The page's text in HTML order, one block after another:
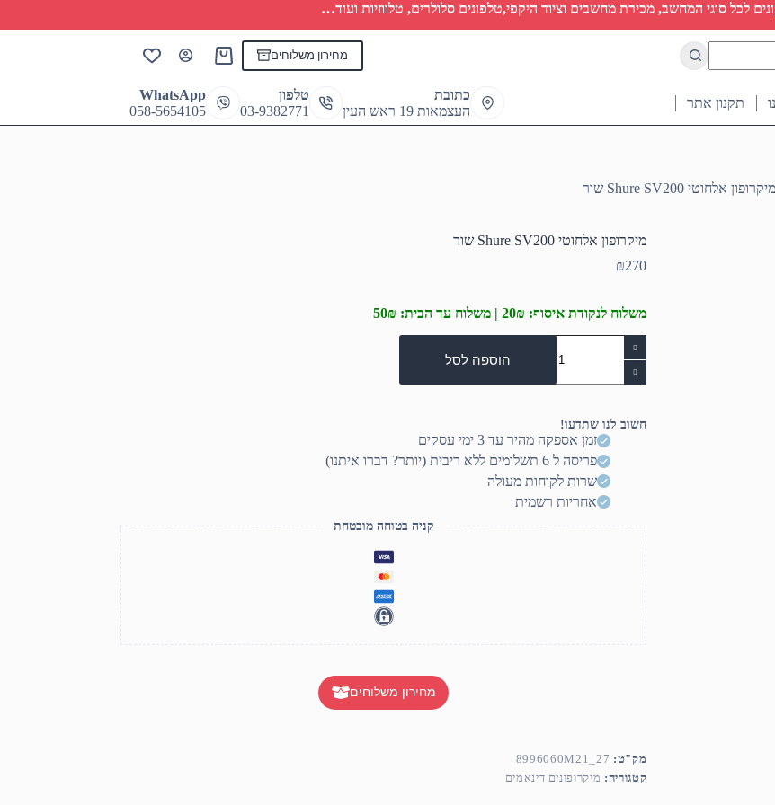
לכל סוגי המחשב, מכירת מחשבים וציוד היקפי,טלפונים סלולרים, טלווזיות ועוד…
מחירון משלוחים
Shopping
תקנון אתר
כתובת
העצמאות 19 ראש העין
טלפון
03-9382771
WhatsApp
058-5654105
מיקרופון אלחוטי Shure SV200 שור
מיקרופון אלחוטי Shure SV200 שור
₪270
משלוח לנקודת איסוף: 20₪ | משלוח עד הבית: 50₪
כמות
של
מיקרופון
אלחוטי
SV200
שור
הוספה לסל
חשוב לנו שתדעו!
זמן אספקה מהיר עד 3 ימי עסקים
פריסה ל 6 תשלומים ללא ריבית (יותר? דברו איתנו)
שרות לקוחות מעולה
אחריות רשמית
קניה בטוחה מובטחת
מחירון משלוחים
מק"ט: 8996060M21_27
קטגוריה: מיקרופונים דינאמים